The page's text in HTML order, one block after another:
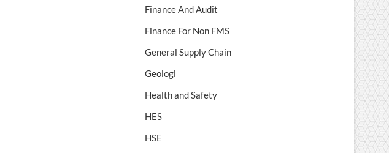
Finance And Audit
Finance For Non FMS
General Supply Chain
Geologi
Health and Safety
HES
HSE